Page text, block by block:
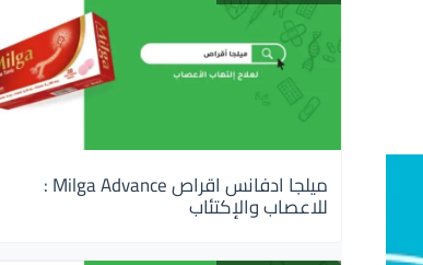
ميلجا ادفانس اقراص Milga Advance :
للاعصاب والإكتئاب